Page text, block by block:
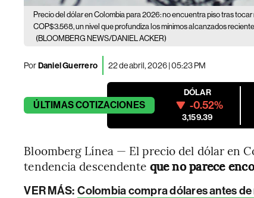
Precio del dólar en Colombia para 2026: no encuentra piso tras tocar
COP$3.568, un nivel que profundiza los mínimos alcanzados
(BLOOMBERG NEWS/DANIEL ACKER)
PorDaniel Guerrero 22 de abril, 2026 | 05:23 PM
ÚLTIMASCOTIZACIONES
DÓLAR
-0.52%
3,159.39
Bloomberg Línea — El precio del dólar en
tendencia descendente que no parece
VER MÁS: Colombia compra dólares antes